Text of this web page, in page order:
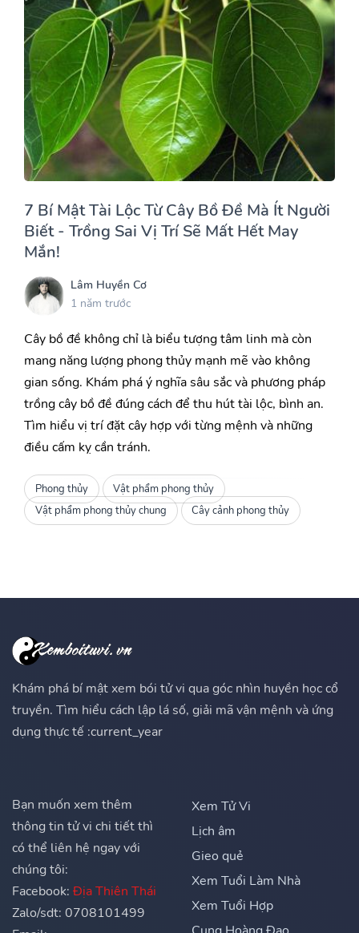
7 Bí Mật Tài Lộc Từ Cây Bồ Đề Mà Ít Người
Biết - Trồng Sai Vị Trí Sẽ Mất Hết May
Mắn!
Lâm Huyền Cơ
1 năm trước
Cây bồ đề không chỉ là biểu tượng tâm linh mà còn
mang năng lượng phong thủy mạnh mẽ vào không
gian sống. Khám phá ý nghĩa sâu sắc và phương pháp
trồng cây bồ đề đúng cách để thu hút tài lộc, bình an.
Tìm hiểu vị trí đặt cây hợp với từng mệnh và những
điều cấm kỵ cần tránh.
Phong thủy
Vật phẩm phong thủy
Vật phẩm phong thủy chung
Cây cảnh phong thủy
Khám phá bí mật xem bói tử vi qua góc nhìn huyền học cổ
truyền. Tìm hiểu cách lập lá số, giải mã vận mệnh và ứng
dụng thực tế :current_year
Bạn muốn xem thêm
thông tin tử vi chi tiết thì
có thể liên hệ ngay với
chúng tôi:
Facebook: Địa Thiên Thái
Zalo/sdt: 0708101499
Xem Tử Vi
Lịch âm
Gieo quẻ
Xem Tuổi Làm Nhà
Xem Tuổi Hợp